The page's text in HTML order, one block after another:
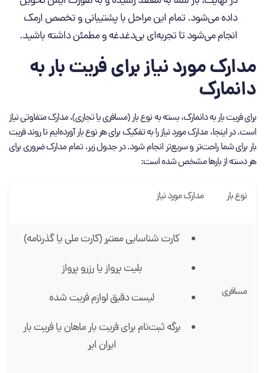
داده می‌شود. تمام این مراحل با پشتیبانی و تخصص ارمک
انجام می‌شود تا تجربه‌ای بی‌دغدغه و مطمئن داشته باشید.
مدارک مورد نیاز برای فریت بار به
دانمارک
برای فریت بار به دانمارک، بسته به نوع بار (مسافری یا تجاری)، مدارک متفاوتی نیاز
است. در اینجا، مدارک مورد نیاز را به تفکیک برای هر نوع بار آورده‌ایم تا روند فریت
بار برای شما راحت‌تر و سریع‌تر انجام شود. در جدول زیر، تمام مدارک ضروری برای
هر دسته از بارها مشخص شده است:
نوع بار مدارک مورد نیاز
مسافری
کارت شناسایی معتبر (کارت ملی یا گذرنامه)
بلیت پرواز یا رزرو پرواز
لیست دقیق لوازم فریت شده
برگه ثبت‌نام برای فریت بار ماهان یا فریت بار
ایران ایر